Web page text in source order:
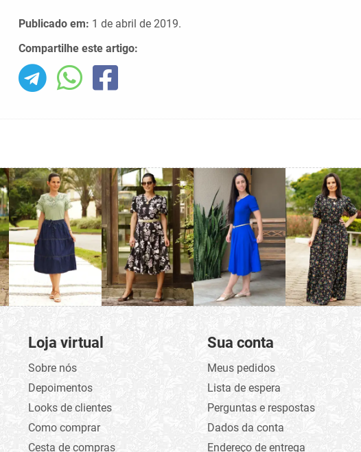
Publicado em: 1 de abril de 2019.
Compartilhe este artigo:
Loja virtual
Sobre nós
Depoimentos
Looks de clientes
Como comprar
Cesta de compras
Sua conta
Meus pedidos
Lista de espera
Perguntas e respostas
Dados da conta
Endereço de entrega